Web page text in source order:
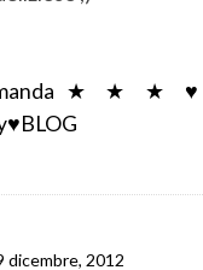
Amanda ★ ★ ★
dicembre, 2012